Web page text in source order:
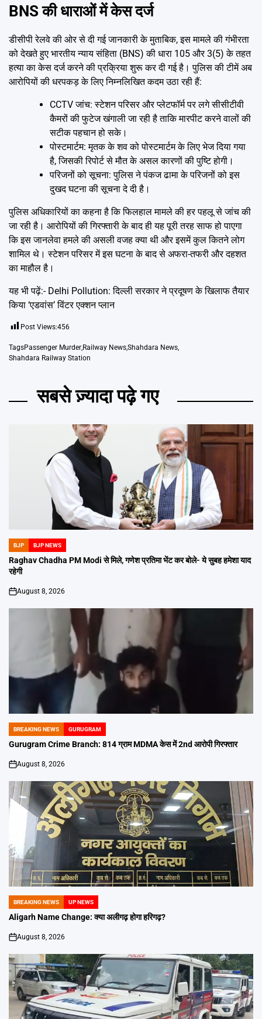
BNS की धाराओं में केस दर्ज
डीसीपी रेलवे की ओर से दी गई जानकारी के मुताबिक, इस मामले की गंभीरता
को देखते हुए भारतीय न्याय संहिता (BNS) की धारा 105 और 3(5) के तहत
हत्या का केस दर्ज करने की प्रक्रिया शुरू कर दी गई है। पुलिस की टीमें अब
आरोपियों की धरपकड़ के लिए निम्नलिखित कदम उठा रही हैं:
CCTV जांच: स्टेशन परिसर और प्लेटफॉर्म पर लगे सीसीटीवी
कैमरों की फुटेज खंगाली जा रही है ताकि मारपीट करने वालों की
सटीक पहचान हो सके।
पोस्टमार्टम: मृतक के शव को पोस्टमार्टम के लिए भेज दिया गया
है, जिसकी रिपोर्ट से मौत के असल कारणों की पुष्टि होगी।
परिजनों को सूचना: पुलिस ने पंकज ढामा के परिजनों को इस
दुखद घटना की सूचना दे दी है।
पुलिस अधिकारियों का कहना है कि फिलहाल मामले की हर पहलू से जांच की
जा रही है। आरोपियों की गिरफ्तारी के बाद ही यह पूरी तरह साफ हो पाएगा
कि इस जानलेवा हमले की असली वजह क्या थी और इसमें कुल कितने लोग
शामिल थे। स्टेशन परिसर में इस घटना के बाद से अफरा-तफरी और दहशत
का माहौल है।
यह भी पढ़ें:- Delhi Pollution: दिल्ली सरकार ने प्रदूषण के खिलाफ तैयार
किया ‘एडवांस’ विंटर एक्शन प्लान
Post Views:456
TagsPassenger Murder,Railway News,Shahdara News,
Shahdara Railway Station
सबसे ज़्यादा पढ़े गए
POSTED
IN
BJP BJP NEWS
Raghav Chadha PM Modi से मिले, गणेश प्रतिमा भेंट कर बोले- ये सुबह हमेशा याद
रहेगी
on
August 8, 2026
POSTED
IN
BREAKING NEWS GURUGRAM
Gurugram Crime Branch: 814 ग्राम MDMA केस में 2nd आरोपी गिरफ्तार
on
August 8, 2026
POSTED
IN
BREAKING NEWS UP NEWS
Aligarh Name Change: क्या अलीगढ़ होगा हरिगढ़?
on
August 8, 2026